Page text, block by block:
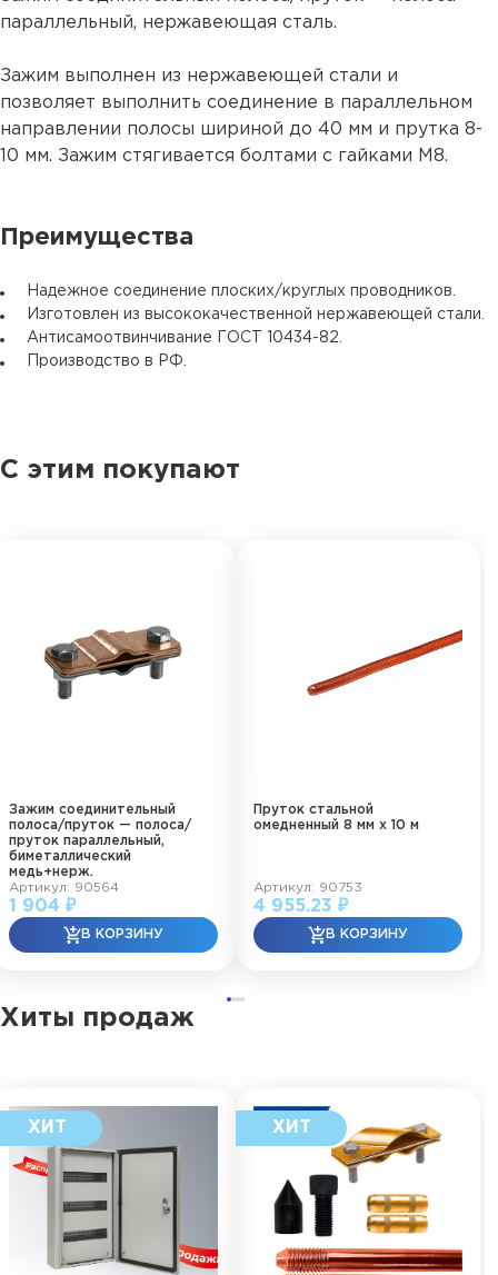
параллельный, нержавеющая сталь.
Зажим выполнен из нержавеющей стали и
позволяет выполнить соединение в параллельном
направлении полосы шириной до 40 мм и прутка 8-
10 мм. Зажим стягивается болтами с гайками М8.
Преимущества
Надежное соединение плоских/круглых проводников.
Изготовлен из высококачественной нержавеющей стали.
Антисамоотвинчивание ГОСТ 10434-82.
Производство в РФ.
С этим покупают
Зажим соединительный
полоса/пруток — полоса/
пруток параллельный,
биметаллический
медь+нерж.
Артикул: 90564
1 904 ₽
Пруток стальной
омедненный 8 мм х 10 м
Артикул: 90753
4 955.23 ₽
Хиты продаж